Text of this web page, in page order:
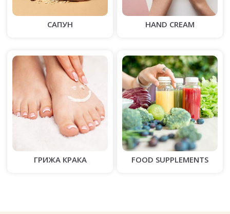
САПУН HAND CREAM
ГРИЖА КРАКА FOOD SUPPLEMENTS